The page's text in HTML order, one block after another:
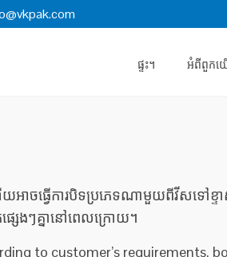
ផ្ទះ។ អំពី​ពួក​យ
អាចធ្វើការបិទប្រភេទណាមួយពីវីសទ
សេងៗគ្នានៅពេលក្រោយ។
to customer’s requirements,